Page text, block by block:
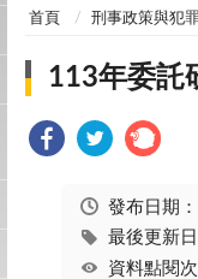
首頁 刑事政策與犯
113年委託
發布日期：
最後更新
資料點閱